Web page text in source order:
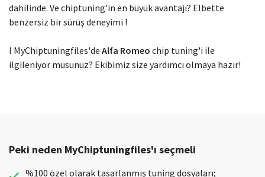
dahilinde. Ve chiptuning'in en büyük avantajı? Elbette
benzersiz bir sürüş deneyimi !
I MyChiptuningfiles'de Alfa Romeo chip tuning'i ile
ilgileniyor musunuz? Ekibimiz size yardımcı olmaya hazır!
Peki neden MyChiptuningfiles'ı seçmeli
%100 özel olarak tasarlanmış tuning dosyaları;